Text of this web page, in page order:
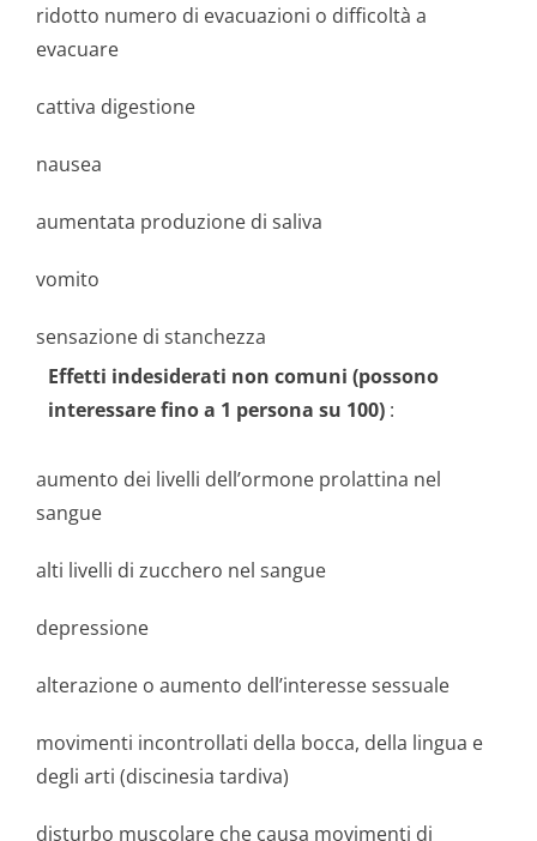
ridotto numero di evacuazioni o difficoltà a
evacuare
cattiva digestione
nausea
aumentata produzione di saliva
vomito
sensazione di stanchezza
Effetti indesiderati non comuni (possono
interessare fino a 1 persona su 100) :
aumento dei livelli dell’ormone prolattina nel
sangue
alti livelli di zucchero nel sangue
depressione
alterazione o aumento dell’interesse sessuale
movimenti incontrollati della bocca, della lingua e
degli arti (discinesia tardiva)
disturbo muscolare che causa movimenti di